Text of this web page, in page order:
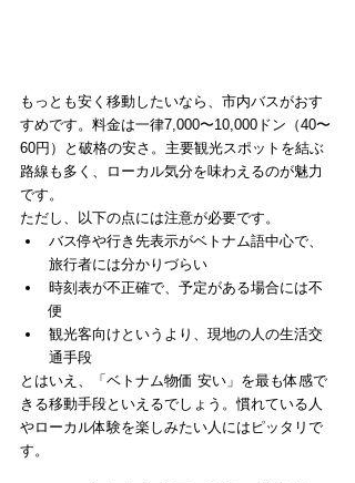
もっとも安く移動したいなら、市内バスがおす
すめです。料金は一律7,000〜10,000ドン（40〜
60円）と破格の安さ。主要観光スポットを結ぶ
路線も多く、ローカル気分を味わえるのが魅力
です。
ただし、以下の点には注意が必要です。
バス停や行き先表示がベトナム語中心で、
旅行者には分かりづらい
時刻表が不正確で、予定がある場合には不
便
観光客向けというより、現地の人の生活交
通手段
とはいえ、「ベトナム物価 安い」を最も体感で
きる移動手段といえるでしょう。慣れている人
やローカル体験を楽しみたい人にはピッタリで
す。